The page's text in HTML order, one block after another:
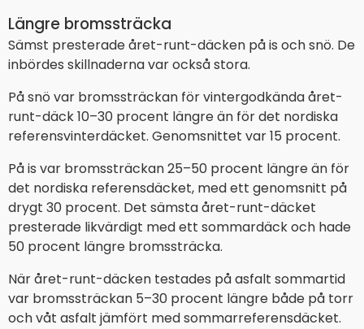
Längre bromssträcka
Sämst presterade året-runt-däcken på is och snö. De
inbördes skillnaderna var också stora.
På snö var bromssträckan för vintergodkända året-
runt-däck 10–30 procent längre än för det nordiska
referensvinterdäcket. Genomsnittet var 15 procent.
På is var bromssträckan 25–50 procent längre än för
det nordiska referensdäcket, med ett genomsnitt på
drygt 30 procent. Det sämsta året-runt-däcket
presterade likvärdigt med ett sommardäck och hade
50 procent längre bromssträcka.
När året-runt-däcken testades på asfalt sommartid
var bromssträckan 5–30 procent längre både på torr
och våt asfalt jämfört med sommarreferensdäcket.